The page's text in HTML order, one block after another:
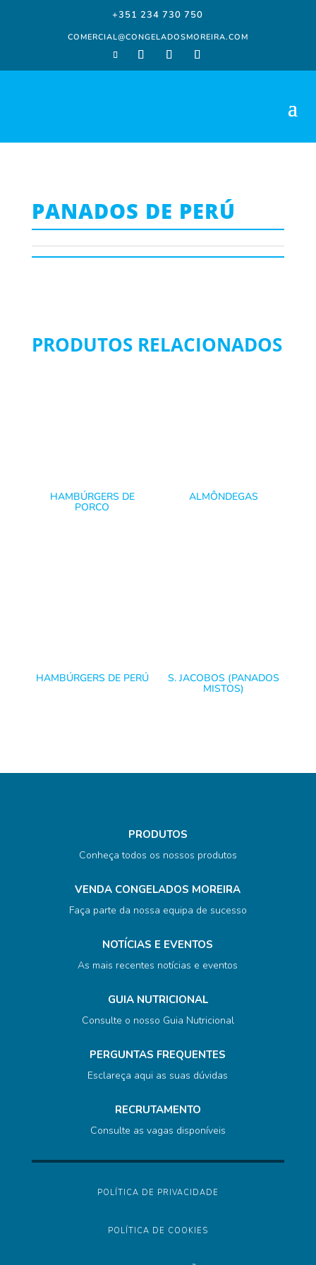
+351 234 730 750
COMERCIAL@CONGELADOSMOREIRA.COM
PANADOS DE PERÚ
PRODUTOS RELACIONADOS
HAMBÚRGERS DE
PORCO
ALMÔNDEGAS
HAMBÚRGERS DE PERÚ S. JACOBOS (PANADOS
MISTOS)
PRODUTOS
Conheça todos os nossos produtos
VENDA CONGELADOS MOREIRA
Faça parte da nossa equipa de sucesso
NOTÍCIAS E EVENTOS
As mais recentes notícias e eventos
GUIA NUTRICIONAL
Consulte o nosso Guia Nutricional
PERGUNTAS FREQUENTES
Esclareça aqui as suas dúvidas
RECRUTAMENTO
Consulte as vagas disponíveis
POLÍTICA DE PRIVACIDADE
POLÍTICA DE COOKIES